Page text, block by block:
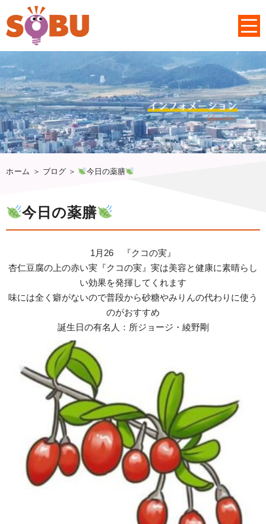
ホーム ＞ ブログ ＞ 今日の薬膳
今日の薬膳
1月26 『クコの実』
杏仁豆腐の上の赤い実『クコの実』実は美容と健康に素晴らし
い効果を発揮してくれます
味には全く癖がないので普段から砂糖やみりんの代わりに使う
のがおすすめ
誕生日の有名人：所ジョージ・綾野剛